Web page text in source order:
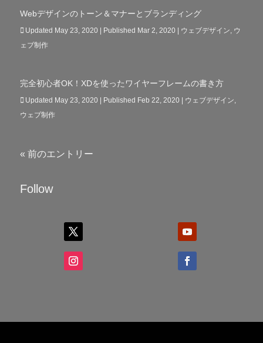
Webデザインのトーン＆マナーとブランディング
Updated May 23, 2020 | Published Mar 2, 2020| ウェブデザイン, ウ
ェブ制作
完全初心者OK！XDを使ったワイヤーフレームの書き方
Updated May 23, 2020 | Published Feb 22, 2020| ウェブデザイン,
ウェブ制作
« 前のエントリー
Follow